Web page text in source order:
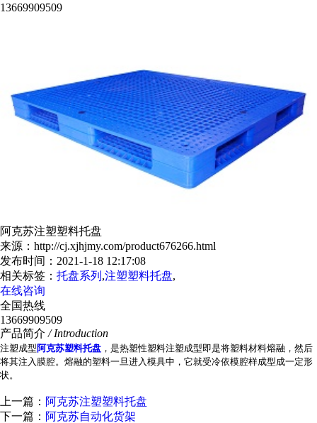
13669909509
阿克苏注塑塑料托盘
来源：http://cj.xjhjmy.com/product676266.html
发布时间：2021-1-18 12:17:08
相关标签： 托盘系列 ,注塑塑料托盘,
在线咨询
全国热线
13669909509
产品简介 / Introduction
注塑成型阿克苏塑料托盘 ，是热塑性塑料注塑成型即是将塑料材料熔融，然后
将其注入膜腔。熔融的塑料一旦进入模具中，它就受冷依模腔样成型成一定形
状。
上一篇： 阿克苏注塑塑料托盘
下一篇： 阿克苏自动化货架